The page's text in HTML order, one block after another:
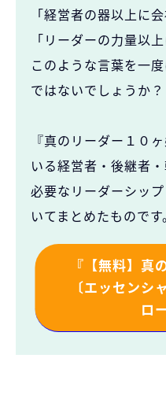
「経営者の器以上に
「リーダーの力量以
このような言葉を一
ではないでしょうか？
『真のリーダー１０
いる経営者・後継者
必要なリーダーシッ
いてまとめたものです。
『【無料】真
〔エッセンシ
ロ